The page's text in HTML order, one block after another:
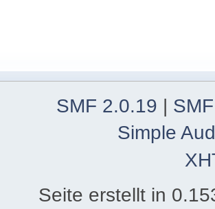
SMF 2.0.19
Simple
Seite erstellt in